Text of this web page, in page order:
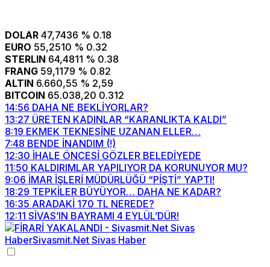
DOLAR 47,7436 % 0.18
EURO 55,2510 % 0.32
STERLIN 64,4811 % 0.38
FRANG 59,1179 % 0.82
ALTIN 6.660,55 % 2,59
BITCOIN 65.038,20 0.312
14:56 DAHA NE BEKLİYORLAR?
13:27 ÜRETEN KADINLAR “KARANLIKTA KALDI”
8:19 EKMEK TEKNESİNE UZANAN ELLER…
7:48 BENDE İNANDIM (!)
12:30 İHALE ÖNCESİ GÖZLER BELEDİYEDE
11:50 KALDIRIMLAR YAPILIYOR DA KORUNUYOR MU?
9:06 İMAR İŞLERİ MÜDÜRLÜĞÜ “PİŞTİ” YAPTI!
18:29 TEPKİLER BÜYÜYOR… DAHA NE KADAR?
16:35 ARADAKİ 170 TL NEREDE?
12:11 SİVAS’IN BAYRAMI 4 EYLÜL’DÜR!